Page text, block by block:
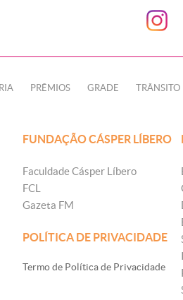
PRÊMIOS GRADE TRÂNSITO
FUNDAÇÃO CÁSPER LÍBERO
Faculdade Cásper Líbero
FCL
Gazeta FM
POLÍTICA DE PRIVACIDADE
Termo de Política de Privacidade